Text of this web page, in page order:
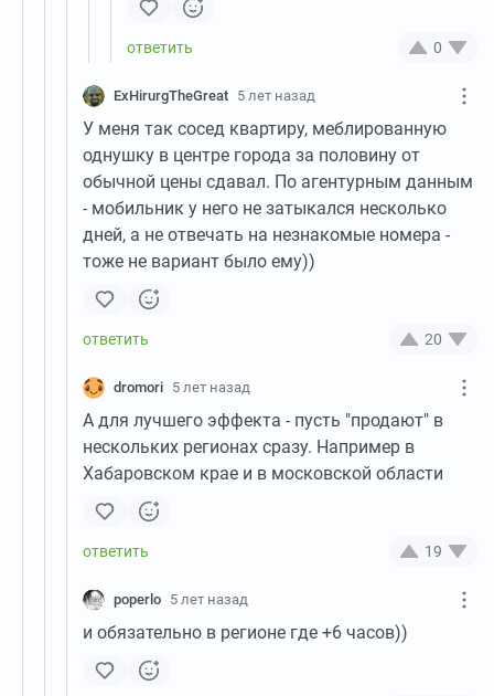
0
ExHirurgTheGreat 5 лет назад
У меня так сосед квартиру, меблированную
однушку в центре города за половину от
обычной цены сдавал. По агентурным данным
- мобильник у него не затыкался несколько
дней, а не отвечать на незнакомые номера -
тоже не вариант было ему))
20
dromori 5 лет назад
А для лучшего эффекта - пусть "продают" в
нескольких регионах сразу. Например в
Хабаровском крае и в московской области
19
poperlo 5 лет назад
и обязательно в регионе где +6 часов))